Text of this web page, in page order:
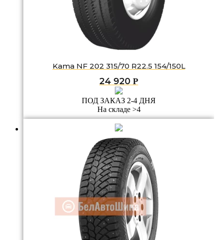
Kama NF 202 315/70 R22.5 154/150L
24 920 Р
ПОД ЗАКАЗ 2-4 ДНЯ
На складе >4